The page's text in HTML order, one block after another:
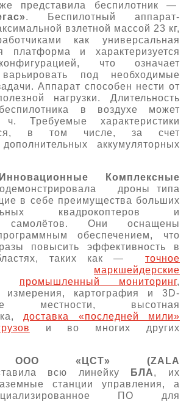
представила беспилотник —
. Беспилотный аппарат-
взлетной массой 23 кг,
как универсальная
платформа и характеризуется
что означает
под необходимые
Аппарат способен нести от
нагрузки. Длительность
в воздухе может
Требуемые характеристики
в том числе, за счет
аккумуляторных
Комплексные
дроны типа
в себе преимущества больших
квадрокоптеров и
самолётов. Они оснащены
обеспечением, что
повысить эффективность в
таких как — точное
маркшейдерские
промышленный мониторинг,
измерения, картография и 3D-
местности, высотная
доставка «последней мили»
и во многих других
ООО «ЦСТ» (ZALA
всю линейку БЛА, их
станции управления, а
ПО для